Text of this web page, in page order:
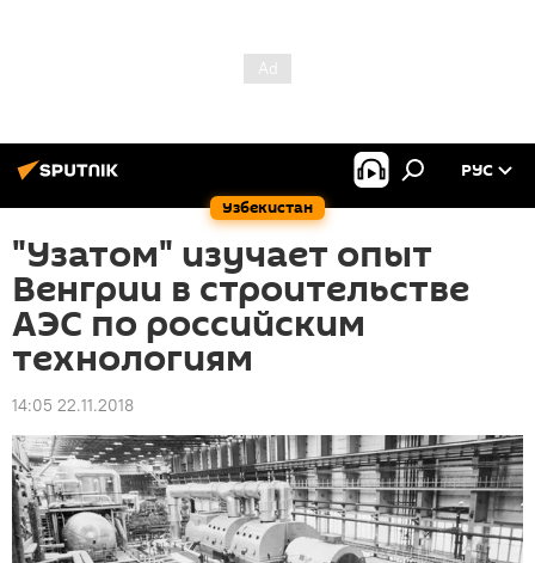
Узбекистан
РУС
"Узатом" изучает опыт
Венгрии в строительстве
АЭС по российским
технологиям
14:05 22.11.2018